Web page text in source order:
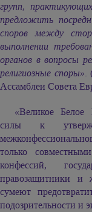
групп,
предложить
споров между
выполнении
органов в вопросы
религиозные споры».
Ассамблеи Совета
«Великое
силы к
только
конфессий,
правозащитники и
сумеют
подозрительности и